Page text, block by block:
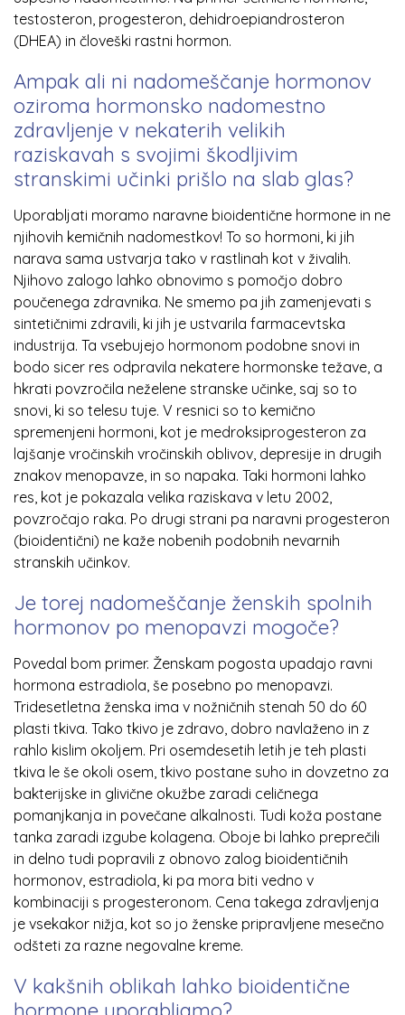
testosteron, progesteron, dehidroepiandrosteron
(DHEA) in človeški rastni hormon.
Ampak ali ni nadomeščanje hormonov
oziroma hormonsko nadomestno
zdravljenje v nekaterih velikih
raziskavah s svojimi škodljivim
stranskimi učinki prišlo na slab glas?
Uporabljati moramo naravne bioidentične hormone in ne
njihovih kemičnih nadomestkov! To so hormoni, ki jih
narava sama ustvarja tako v rastlinah kot v živalih.
Njihovo zalogo lahko obnovimo s pomočjo dobro
poučenega zdravnika. Ne smemo pa jih zamenjevati s
sintetičnimi zdravili, ki jih je ustvarila farmacevtska
industrija. Ta vsebujejo hormonom podobne snovi in
bodo sicer res odpravila nekatere hormonske težave, a
hkrati povzročila neželene stranske učinke, saj so to
snovi, ki so telesu tuje. V resnici so to kemično
spremenjeni hormoni, kot je medroksiprogesteron za
lajšanje vročinskih vročinskih oblivov, depresije in drugih
znakov menopavze, in so napaka. Taki hormoni lahko
res, kot je pokazala velika raziskava v letu 2002,
povzročajo raka. Po drugi strani pa naravni progesteron
(bioidentični) ne kaže nobenih podobnih nevarnih
stranskih učinkov.
Je torej nadomeščanje ženskih spolnih
hormonov po menopavzi mogoče?
Povedal bom primer. Ženskam pogosta upadajo ravni
hormona estradiola, še posebno po menopavzi.
Tridesetletna ženska ima v nožničnih stenah 50 do 60
plasti tkiva. Tako tkivo je zdravo, dobro navlaženo in z
rahlo kislim okoljem. Pri osemdesetih letih je teh plasti
tkiva le še okoli osem, tkivo postane suho in dovzetno za
bakterijske in glivične okužbe zaradi celičnega
pomanjkanja in povečane alkalnosti. Tudi koža postane
tanka zaradi izgube kolagena. Oboje bi lahko preprečili
in delno tudi popravili z obnovo zalog bioidentičnih
hormonov, estradiola, ki pa mora biti vedno v
kombinaciji s progesteronom. Cena takega zdravljenja
je vsekakor nižja, kot so jo ženske pripravljene mesečno
odšteti za razne negovalne kreme.
V kakšnih oblikah lahko bioidentične